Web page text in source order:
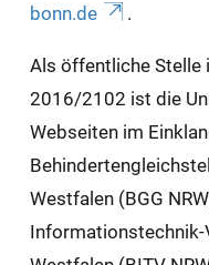
bonn.de
.
Als öffentliche Stelle
2016/2102 ist die
Webseiten im
Westfalen (BGG